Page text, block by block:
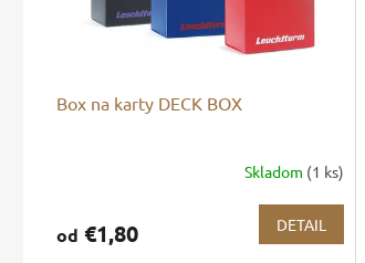
Box na karty DECK BOX
Skladom (1 ks)
od €1,80 DETAIL